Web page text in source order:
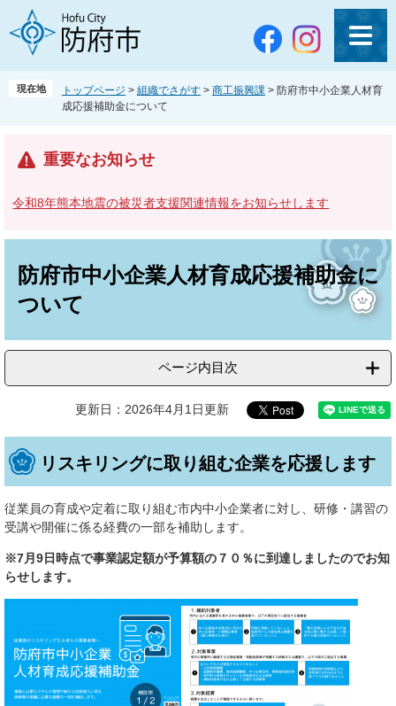
現在地 トップページ > 組織でさがす > 商工振興課 > 防府市中小企業人材育
成応援補助金について
重要なお知らせ
令和8年熊本地震の被災者支援関連情報をお知らせします
防府市中小企業人材育成応援補助金に
ついて
ページ内目次
更新日：2026年4月1日更新
リスキリングに取り組む企業を応援します
従業員の育成や定着に取り組む市内中小企業者に対し、研修・講習の
受講や開催に係る経費の一部を補助します。
※7月9日時点で事業認定額が予算額の７０％に到達しましたのでお知
らせします。